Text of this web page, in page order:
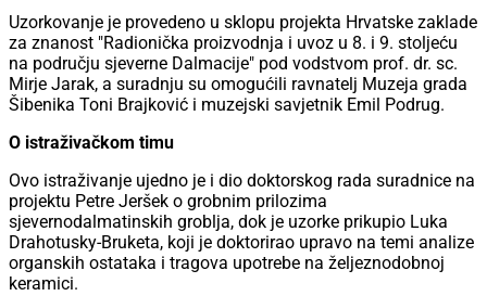
Uzorkovanje je provedeno u sklopu projekta Hrvatske zaklade
za znanost "Radionička proizvodnja i uvoz u 8. i 9. stoljeću
na području sjeverne Dalmacije" pod vodstvom prof. dr. sc.
Mirje Jarak, a suradnju su omogućili ravnatelj Muzeja grada
Šibenika Toni Brajković i muzejski savjetnik Emil Podrug.
O istraživačkom timu
Ovo istraživanje ujedno je i dio doktorskog rada suradnice na
projektu Petre Jeršek o grobnim prilozima
sjevernodalmatinskih groblja, dok je uzorke prikupio Luka
Drahotusky-Bruketa, koji je doktorirao upravo na temi analize
organskih ostataka i tragova upotrebe na željeznodobnoj
keramici.